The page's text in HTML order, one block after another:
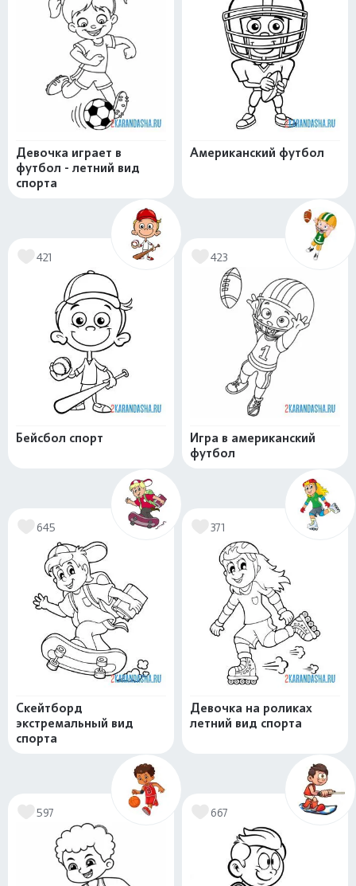
Девочка играет в
футбол - летний вид
спорта
Американский футбол
421
Бейсбол спорт
423
Игра в американский
футбол
645
Скейтборд
экстремальный вид
спорта
371
Девочка на роликах
летний вид спорта
597 667